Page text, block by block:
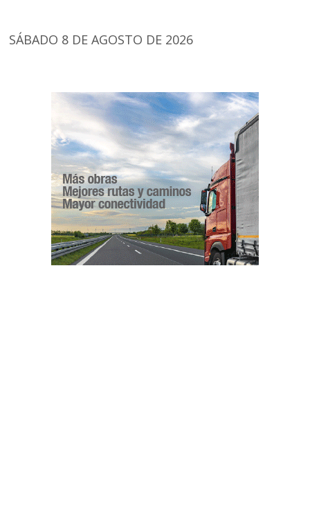
SÁBADO 8 DE AGOSTO DE 2026